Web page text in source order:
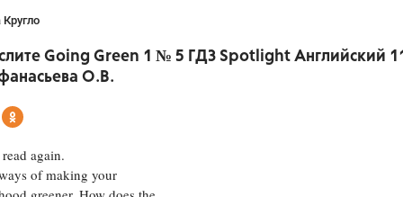
Школа
О. В.
Кругло
Going Green 1 № 5 ГДЗ Spotlight Английский
О.В.
again.
of making your